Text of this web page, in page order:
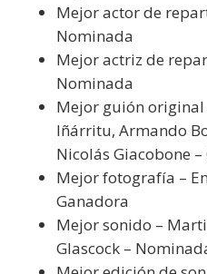
Mejor actor de
Nominada
Mejor actriz de
Nominada
Mejor guión original
Iñárritu, Armando
Nicolás Giacobone
Mejor fotografía –
Ganadora
Mejor sonido –
Glascock –